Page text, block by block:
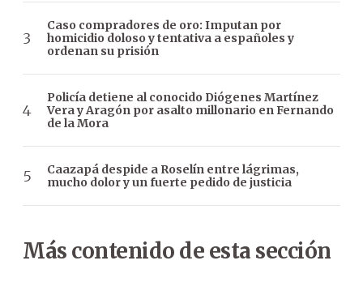
Caso compradores de oro: Imputan por
homicidio doloso y tentativa a españoles y
ordenan su prisión
Policía detiene al conocido Diógenes Martínez
Vera y Aragón por asalto millonario en Fernando
de la Mora
Caazapá despide a Roselín entre lágrimas,
mucho dolor y un fuerte pedido de justicia
Más contenido de esta sección